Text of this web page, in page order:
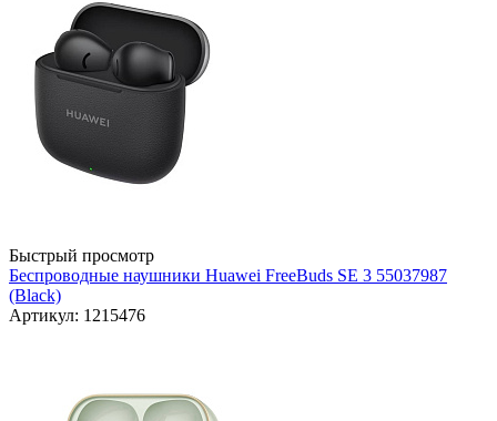
Быстрый просмотр
Беспроводные наушники Huawei FreeBuds SE 3 55037987
(Black)
Артикул: 1215476